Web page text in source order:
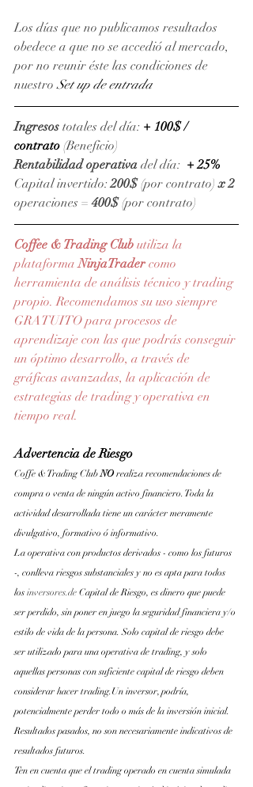
Los días que no publicamos resultados
obedece a que no se accedió al mercado,
por no reunir éste las condiciones de
nuestro Set up de entrada
Ingresos totales del día: + 100$ /
contrato (Beneficio)
Rentabilidad operativa del día: + 25%
Capital invertido: 200$ (por contrato) x 2
operaciones = 400$ (por contrato)
Coffee & Trading Club utiliza la
plataforma NinjaTrader como
herramienta de análisis técnico y trading
propio. Recomendamos su uso siempre
GRATUITO para procesos de
aprendizaje con las que podrás conseguir
un óptimo desarrollo, a través de
gráficas avanzadas, la aplicación de
estrategias de trading y operativa en
tiempo real.
Advertencia de Riesgo
Coffe & Trading Club NO realiza recomendaciones de
compra o venta de ningún activo financiero. Toda la
actividad desarrollada tiene un carácter meramente
divulgativo, formativo ó informativo.
La operativa con productos derivados - como los futuros
-, conlleva riesgos substanciales y no es apta para todos
los inversores.de Capital de Riesgo, es dinero que puede
ser perdido, sin poner en juego la seguridad financiera y/o
estilo de vida de la persona. Solo capital de riesgo debe
ser utilizado para una operativa de trading, y solo
aquellas personas con suficiente capital de riesgo deben
considerar hacer trading.Un inversor, podría,
potencialmente perder todo o más de la inversión inicial.
Resultados pasados, no son necesariamente indicativos de
resultados futuros.
Ten en cuenta que el trading operado en cuenta simulada